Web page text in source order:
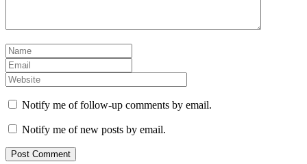
Notify me of follow-up comments by email.
Notify me of new posts by email.